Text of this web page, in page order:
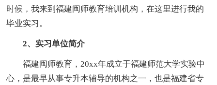
时候，我来到福建闽师教育培训机构，在这里进行我的
毕业实习。
2、实习单位简介
福建闽师教育，20xx年成立于福建师范大学实验中
心，是最早从事专升本辅导的机构之一，也是福建省专